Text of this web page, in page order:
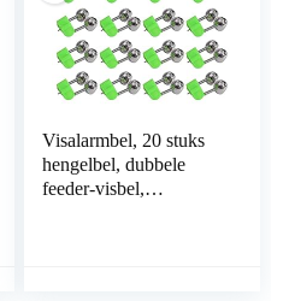
Visalarmbel, 20 stuks
hengelbel, dubbele
feeder-visbel,